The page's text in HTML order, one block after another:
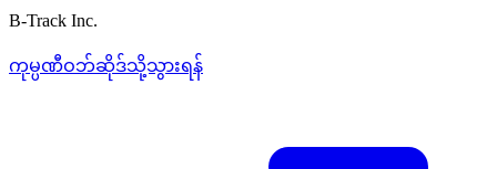
B-Track Inc.
ကုမ္ပဏီဝဘ်ဆိုဒ်သို့သွားရန်